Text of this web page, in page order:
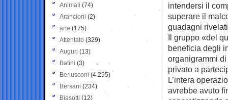
intendersi il
superare il
guadagni
Il gruppo «del
beneficia degli
organigrammi
privato a
L’intera
avrebbe avuto
Animali (74)
Arancioni (2)
arte (175)
Attentato (329)
Auguri (13)
Batini (3)
Berlusconi (4.295)
Bersani (234)
Biasotti (12)